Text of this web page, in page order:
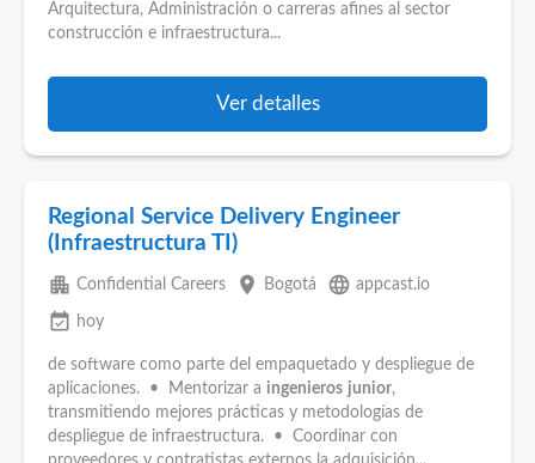
Arquitectura, Administración o carreras afines al sector
construcción e infraestructura...
Ver detalles
Regional Service Delivery Engineer
(Infraestructura TI)
apartment Confidential Careers place Bogotá language appcast.io
event_available hoy
de software como parte del empaquetado y despliegue de
aplicaciones. • Mentorizar a ingenieros junior,
transmitiendo mejores prácticas y metodologías de
despliegue de infraestructura. • Coordinar con